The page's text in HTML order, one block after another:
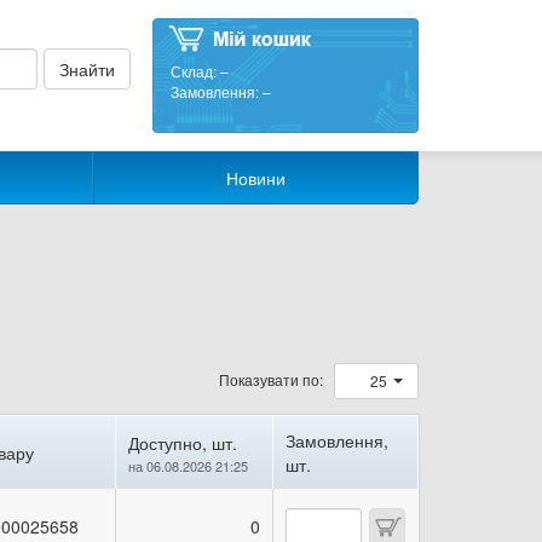
Склад:–
Замовлення:–
Новини
Показувати по: 25
Доступно, шт.
на 06.08.2026 21:25
Замовлення,
шт.
0